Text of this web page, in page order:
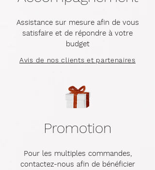
Assistance sur mesure afin de vous
satisfaire et de répondre à votre
budget
Avis de nos clients et partenaires
Promotion
Pour les multiples commandes,
contactez-nous afin de bénéficier